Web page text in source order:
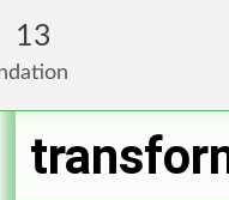
13
Foundation